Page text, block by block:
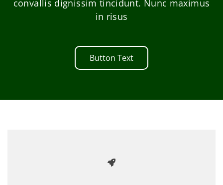
convallis dignissim tincidunt. Nunc maximus
in risus
Button Text